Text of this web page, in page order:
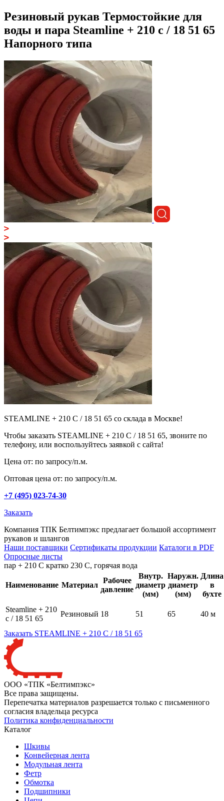
Резиновый рукав Термостойкие для
воды и пара Steamline + 210 c / 18 51 65
Напорного типа
STEAMLINE + 210 C / 18 51 65 со склада в Москве!
Чтобы заказать STEAMLINE + 210 C / 18 51 65, звоните по
телефону, или воспользуйтесь заявкой с сайта!
Цена от: по запросу/п.м.
Оптовая цена от: по запросу/п.м.
+7 (495) 023-74-30
Заказать
Компания ТПК Белтимпэкс предлагает большой ассортимент
рукавов и шлангов
Наши поставщики Сертификаты продукции Каталоги в PDF
Опросные листы
пар + 210 С кратко 230 С, горячая вода
Наименование Материал
Рабочее
давление
Внутр.
диаметр
(мм)
Hаружн.
диаметр
(мм)
Длина
в
бухте
Steamline + 210
c / 18 51 65
Резиновый 18 51 65 40 м
Заказать STEAMLINE + 210 C / 18 51 65
ООО «ТПК «Белтимпэкс»
Все права защищены.
Перепечатка материалов разрешается только с письменного
согласия владельца ресурса
Политика конфиденциальности
Каталог
Шкивы
Конвейерная лента
Модульная лента
Фетр
Обмотка
Подшипники